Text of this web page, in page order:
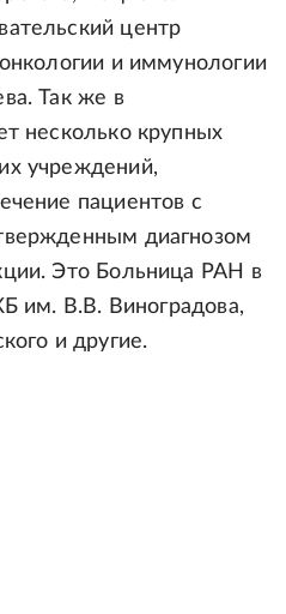
центр
и иммунологии
Так же в
несколько крупных
учреждений,
пациентов с
диагнозом
Это Больница РАН в
им. В.В. Виноградова,
и другие.